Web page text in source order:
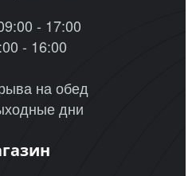
- 17:00
- 16:00
на обед
дни